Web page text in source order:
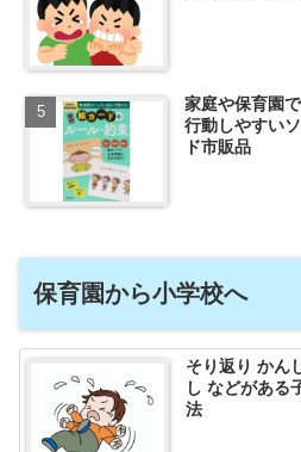
家庭や保育園
行動しやすい
ド市販品
保育園から小学校へ
そり返り かん
し などがある
法